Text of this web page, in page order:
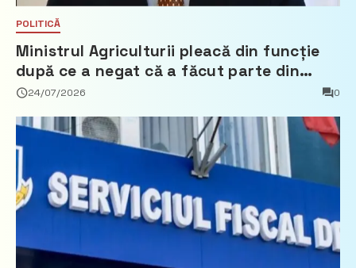
POLITICĂ
Ministrul Agriculturii pleacă din funcție
după ce a negat că a făcut parte din
Partidul Democrat
24/07/2026 0